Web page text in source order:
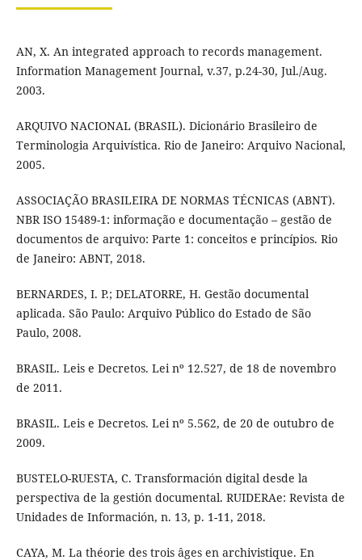
AN, X. An integrated approach to records management.
Information Management Journal, v.37, p.24-30, Jul./Aug.
2003.
ARQUIVO NACIONAL (BRASIL). Dicionário Brasileiro de
Terminologia Arquivística. Rio de Janeiro: Arquivo Nacional,
2005.
ASSOCIAÇÃO BRASILEIRA DE NORMAS TÉCNICAS (ABNT).
NBR ISO 15489-1: informação e documentação – gestão de
documentos de arquivo: Parte 1: conceitos e princípios. Rio
de Janeiro: ABNT, 2018.
BERNARDES, I. P.; DELATORRE, H. Gestão documental
aplicada. São Paulo: Arquivo Público do Estado de São
Paulo, 2008.
BRASIL. Leis e Decretos. Lei nº 12.527, de 18 de novembro
de 2011.
BRASIL. Leis e Decretos. Lei nº 5.562, de 20 de outubro de
2009.
BUSTELO-RUESTA, C. Transformación digital desde la
perspectiva de la gestión documental. RUIDERAe: Revista de
Unidades de Información, n. 13, p. 1-11, 2018.
CAYA, M. La théorie des trois âges en archivistique. En